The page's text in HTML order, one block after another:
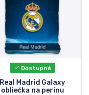
Dostupné
Real Madrid Galaxy
obliečka na perinu